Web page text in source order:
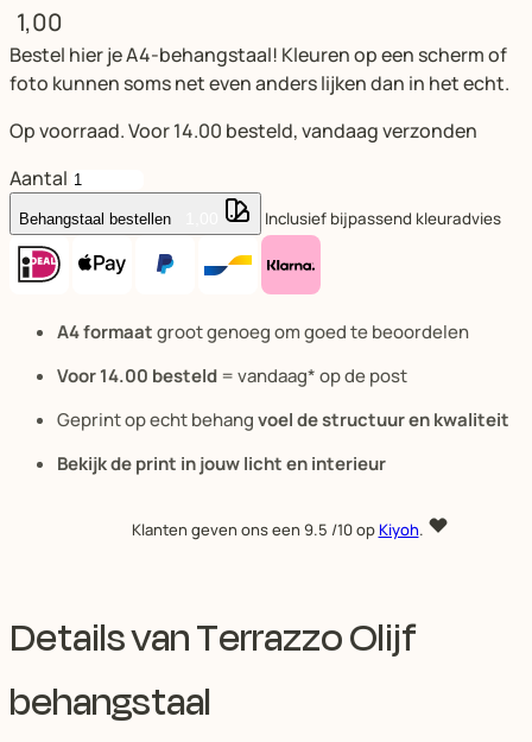
1,00
Bestel hier je A4-behangstaal! Kleuren op een scherm of
foto kunnen soms net even anders lijken dan in het echt.
Op voorraad. Voor 14.00 besteld, vandaag verzonden
Aantal
Behangstaal bestellen Inclusief bijpassend kleuradvies
A4 formaatgroot genoeg om goed te beoordelen
Voor 14.00 besteld= vandaag* op de post
Geprint op echt behangvoel de structuur en kwaliteit
Bekijk de print in jouw licht en interieur
Klanten geven ons een 9.5 /10 opKiyoh.
Details van Terrazzo Olijf
behangstaal